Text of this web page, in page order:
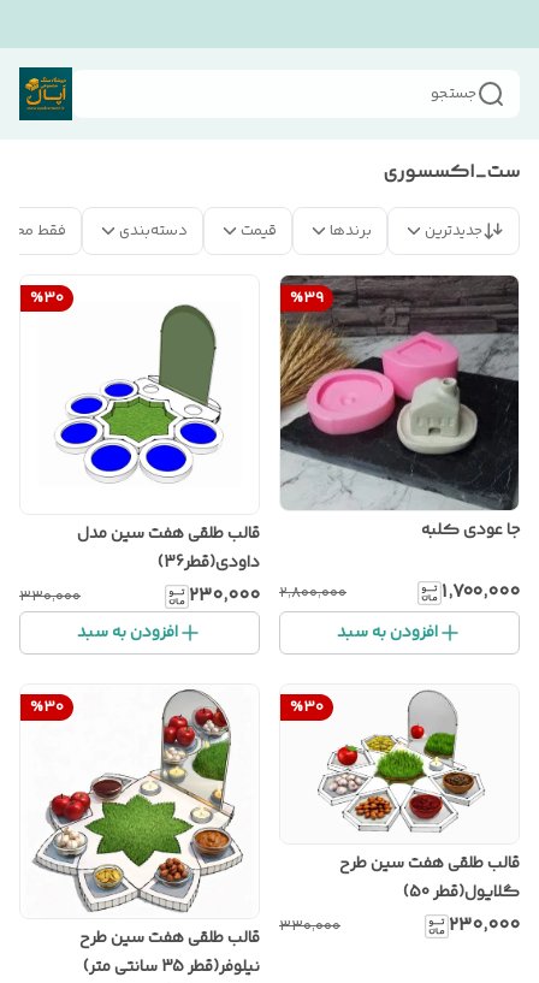
جستجو
ست_اکسسوری
جدیدترین برندها قیمت دسته‌بندی فقط
%39
جا عودی کلبه
۱٬۷۰۰٬۰۰۰ ۲٬۸۰۰٬۰۰۰
افزودن به سبد
%30
قالب طلقی هفت سین مدل
داودی(قطر36)
۲۳۰٬۰۰۰ ۳۳۰٬۰۰۰
افزودن به سبد
%30
قالب طلقی هفت سین طرح
گلایول(قطر 50)
۲۳۰٬۰۰۰ ۳۳۰٬۰۰۰
%30
قالب طلقی هفت سین طرح
نیلوفر(قطر 35 سانتی متر)